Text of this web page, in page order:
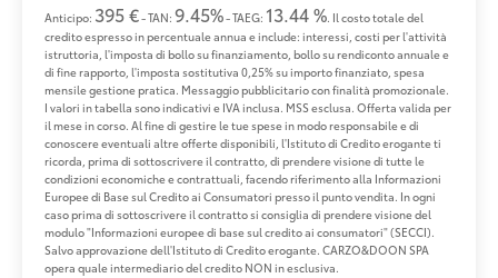
Anticipo: 395 €- TAN: 9.45%- TAEG: 13.44 %. Il costo totale del
credito espresso in percentuale annua e include: interessi, costi per l'attività
istruttoria, l'imposta di bollo su finanziamento, bollo su rendiconto annuale e
di fine rapporto, l'imposta sostitutiva 0,25% su importo finanziato, spesa
mensile gestione pratica. Messaggio pubblicitario con finalità promozionale.
I valori in tabella sono indicativi e IVA inclusa. MSS esclusa. Offerta valida per
il mese in corso. Al fine di gestire le tue spese in modo responsabile e di
conoscere eventuali altre offerte disponibili, l'Istituto di Credito erogante ti
ricorda, prima di sottoscrivere il contratto, di prendere visione di tutte le
condizioni economiche e contrattuali, facendo riferimento alla Informazioni
Europee di Base sul Credito ai Consumatori presso il punto vendita. In ogni
caso prima di sottoscrivere il contratto si consiglia di prendere visione del
modulo "Informazioni europee di base sul credito ai consumatori" (SECCI).
Salvo approvazione dell'Istituto di Credito erogante. CARZO&DOON SPA
opera quale intermediario del credito NON in esclusiva.